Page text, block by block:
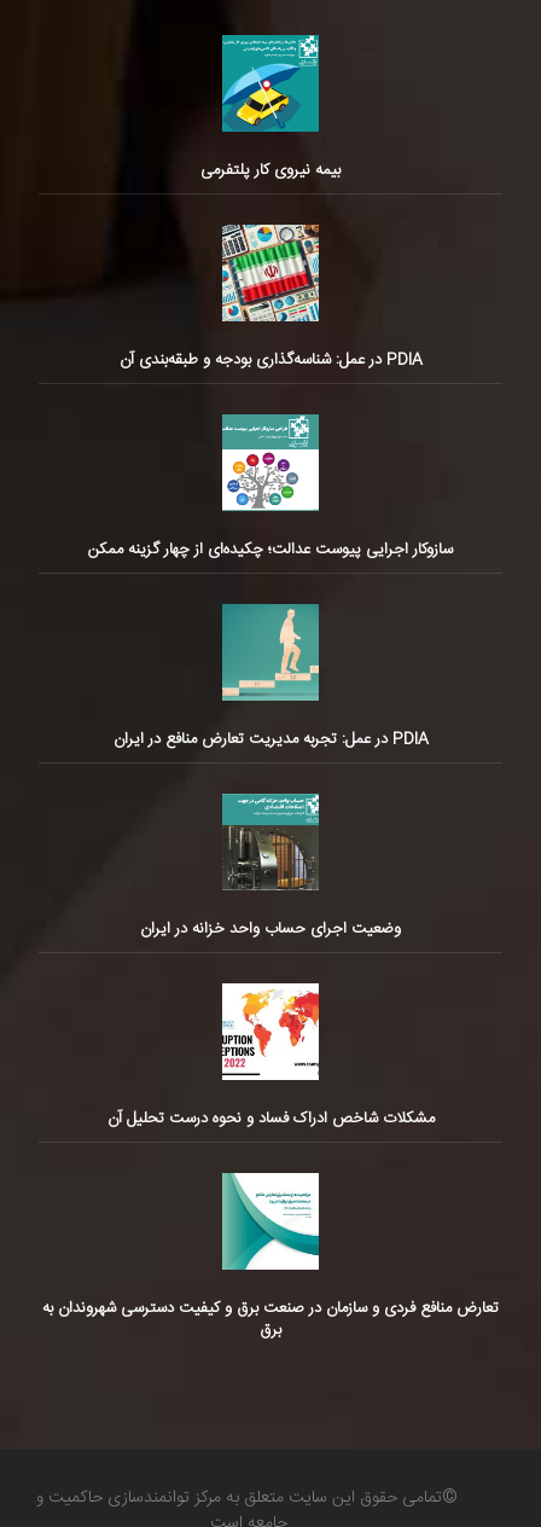
بیمه نیروی کار پلتفرمی
PDIA در عمل: شناسه‌گذاری بودجه و طبقه‌بندی آن
سازوکار اجرایی پیوست عدالت؛ چکیده‌ای از چهار گزینه ممکن
PDIA در عمل: تجربه مدیریت تعارض منافع در ایران
وضعیت اجرای حساب واحد خزانه در ایران
مشکلات شاخص ادراک فساد و نحوه درست تحلیل آن
تعارض منافع فردی و سازمان در صنعت برق و کیفیت دسترسی شهروندان به
برق
©تمامی حقوق این سایت متعلق به مرکز توانمندسازی حاکمیت و